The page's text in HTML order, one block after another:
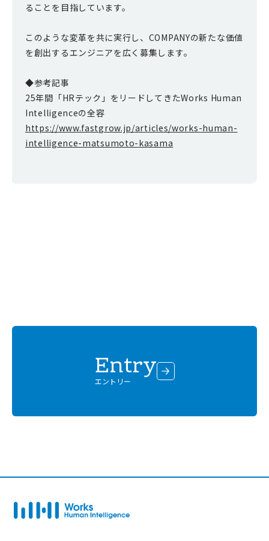
ることを目指しています。
このような変革を共に実行し、COMPANYの新たな価値
を創出するエンジニアを広く募集します。
◆参考記事
25年間「HRテック」をリードしてきたWorks Human
Intelligenceの全容
https://www.fastgrow.jp/articles/works-human-
intelligence-matsumoto-kasama
Entry
エントリー